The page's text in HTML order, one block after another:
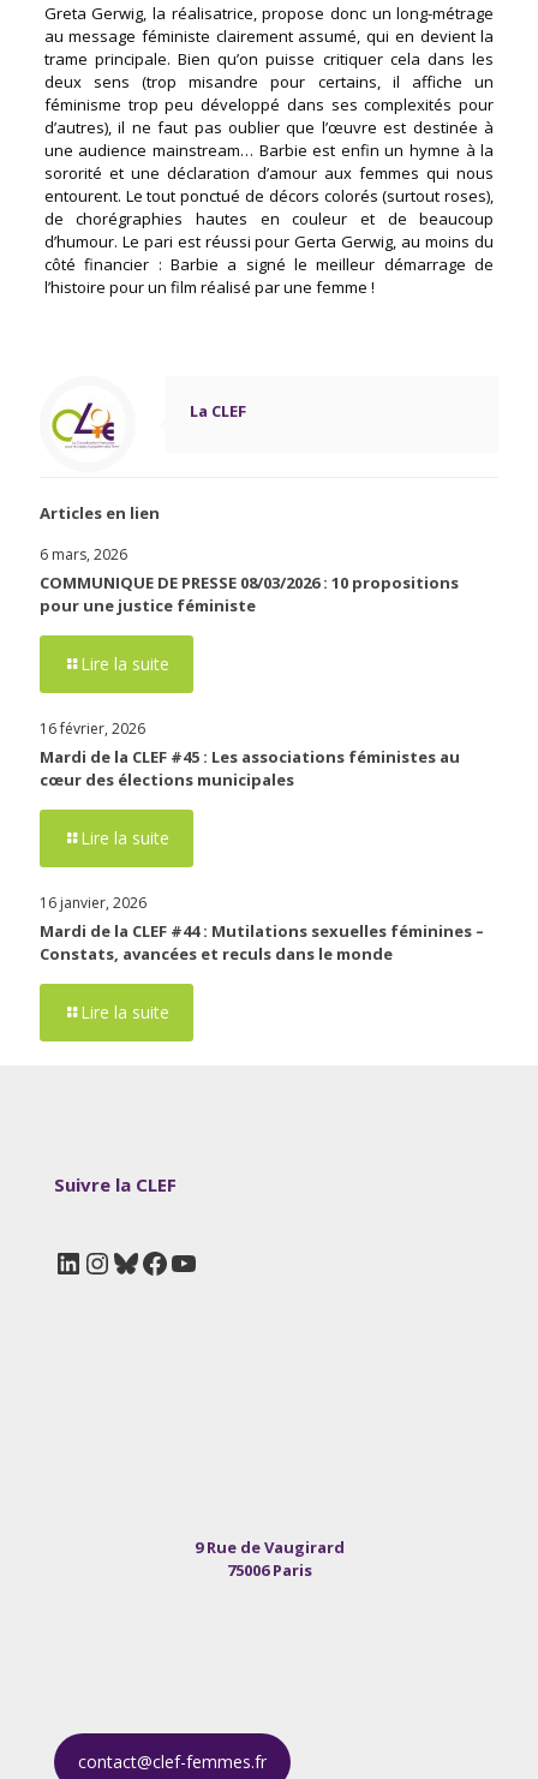
Greta Gerwig, la réalisatrice, propose donc un long-métrage
au message féministe clairement assumé, qui en devient la
trame principale. Bien qu’on puisse critiquer cela dans les
deux sens (trop misandre pour certains, il affiche un
féminisme trop peu développé dans ses complexités pour
d’autres), il ne faut pas oublier que l’œuvre est destinée à
une audience mainstream… Barbie est enfin un hymne à la
sororité et une déclaration d’amour aux femmes qui nous
entourent. Le tout ponctué de décors colorés (surtout roses),
de chorégraphies hautes en couleur et de beaucoup
d’humour. Le pari est réussi pour Gerta Gerwig, au moins du
côté financier : Barbie a signé le meilleur démarrage de
l’histoire pour un film réalisé par une femme !
La CLEF
Articles en lien
6 mars, 2026
COMMUNIQUE DE PRESSE 08/03/2026 : 10 propositions
pour une justice féministe
Lire la suite
16 février, 2026
Mardi de la CLEF #45 : Les associations féministes au
cœur des élections municipales
Lire la suite
16 janvier, 2026
Mardi de la CLEF #44 : Mutilations sexuelles féminines –
Constats, avancées et reculs dans le monde
Lire la suite
Suivre la CLEF
LinkedIn
Instagram
Bluesky
Facebook
YouTube
9 Rue de Vaugirard
75006 Paris
contact@clef-femmes.fr